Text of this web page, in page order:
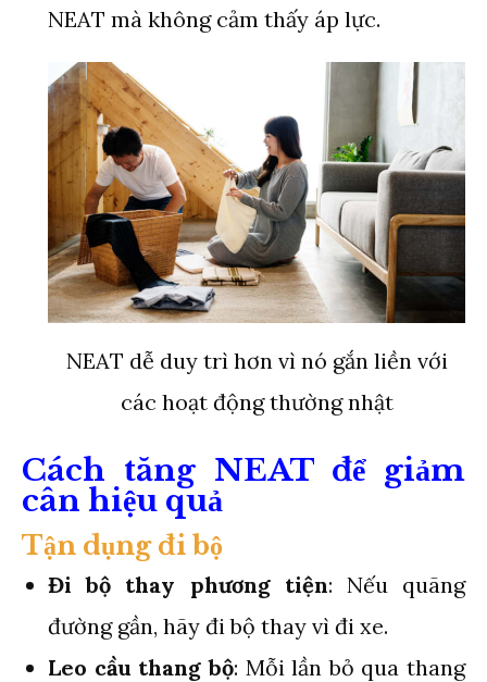
NEAT mà không cảm thấy áp lực.
NEAT dễ duy trì hơn vì nó gắn liền với
các hoạt động thường nhật
Cách tăng NEAT để giảm
cân hiệu quả
Tận dụng đi bộ
Đi bộ thay phương tiện: Nếu quãng
đường gần, hãy đi bộ thay vì đi xe.
Leo cầu thang bộ: Mỗi lần bỏ qua thang